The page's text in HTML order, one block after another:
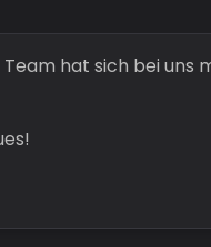
hat sich bei